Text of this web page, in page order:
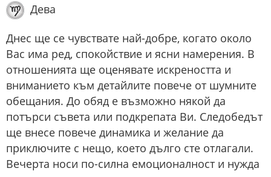
Дева
Днес ще се чувствате най-добре, когато около
Вас има ред, спокойствие и ясни намерения. В
отношенията ще оценявате искреността и
вниманието към детайлите повече от шумните
обещания. До обяд е възможно някой да
потърси съвета или подкрепата Ви. Следобедът
ще внесе повече динамика и желание да
приключите с нещо, което дълго сте отлагали.
Вечерта носи по-силна емоционалност и нужда